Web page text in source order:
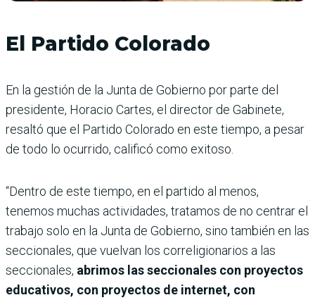
El Partido Colorado
En la gestión de la Junta de Gobierno por parte del
presidente, Horacio Cartes, el director de Gabinete,
resaltó que el Partido Colorado en este tiempo, a pesar
de todo lo ocurrido, calificó como exitoso.
“Dentro de este tiempo, en el partido al menos,
tenemos muchas actividades, tratamos de no centrar el
trabajo solo en la Junta de Gobierno, sino también en las
seccionales, que vuelvan los correligionarios a las
seccionales, abrimos las seccionales con proyectos
educativos, con proyectos de internet, con